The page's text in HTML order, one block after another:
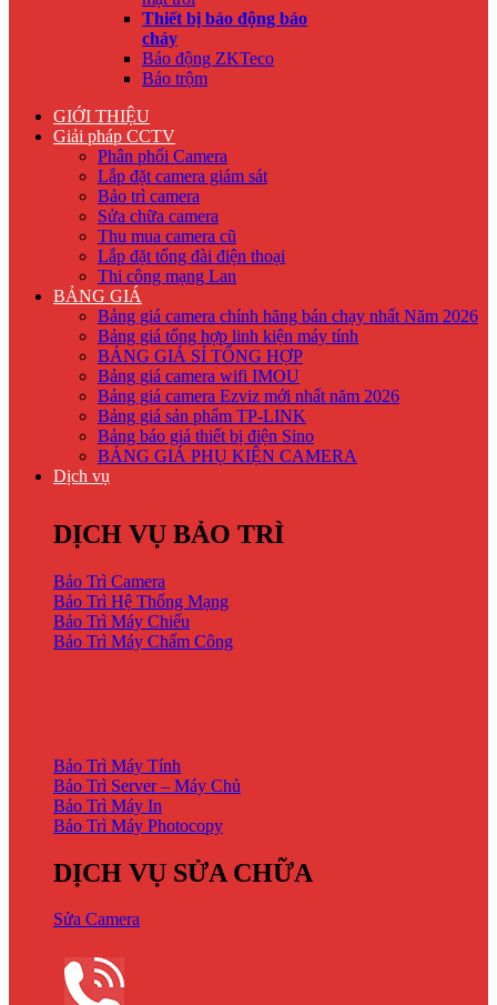
Thiết bị báo động báo
cháy
Báo động ZKTeco
Báo trộm
GIỚI THIỆU
Giải pháp CCTV
Phân phối Camera
Lắp đặt camera giám sát
Bảo trì camera
Sửa chữa camera
Thu mua camera cũ
Lắp đặt tổng đài điện thoại
Thi công mạng Lan
BẢNG GIÁ
Bảng giá camera chính hãng bán chạy nhất Năm 2026
Bảng giá tổng hợp linh kiện máy tính
BẢNG GIÁ SỈ TỔNG HỢP
Bảng giá camera wifi IMOU
Bảng giá camera Ezviz mới nhất năm 2026
Bảng giá sản phẩm TP-LINK
Bảng báo giá thiết bị điện Sino
BẢNG GIÁ PHỤ KIỆN CAMERA
Dịch vụ
DỊCH VỤ BẢO TRÌ
Bảo Trì Camera
Bảo Trì Hệ Thống Mạng
Bảo Trì Máy Chiếu
Bảo Trì Máy Chấm Công
Bảo Trì Máy Tính
Bảo Trì Server – Máy Chủ
Bảo Trì Máy In
Bảo Trì Máy Photocopy
DỊCH VỤ SỬA CHỮA
Sửa Camera